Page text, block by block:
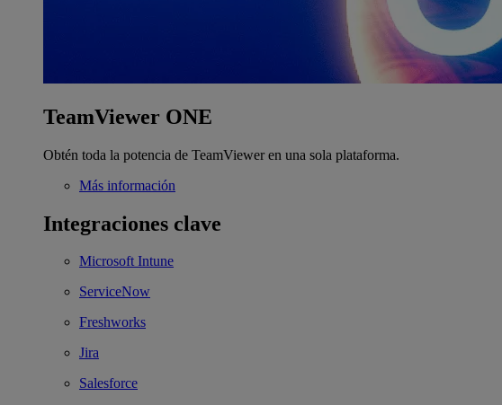
TeamViewer ONE
Obtén toda la potencia de TeamViewer en una sola plataforma.
Más información
Integraciones clave
Microsoft Intune
ServiceNow
Freshworks
Jira
Salesforce